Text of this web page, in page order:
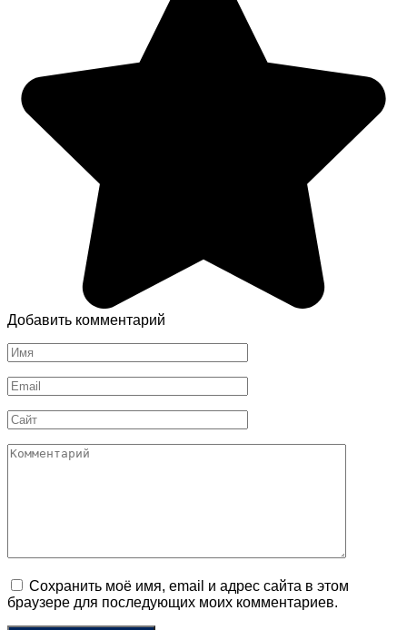
Добавить комментарий
Имя
*
Email
*
Сайт
Комментарий
Сохранить моё имя, email и адрес сайта в этом
браузере для последующих моих комментариев.